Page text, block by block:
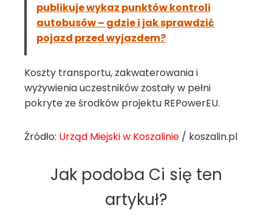
publikuje wykaz punktów kontroli
autobusów – gdzie i jak sprawdzić
pojazd przed wyjazdem?
Koszty transportu, zakwaterowania i
wyżywienia uczestników zostały w pełni
pokryte ze środków projektu REPowerEU.
Źródło: Urząd Miejski w Koszalinie / koszalin.pl
Jak podoba Ci się ten
artykuł?